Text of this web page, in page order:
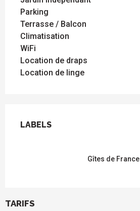
Parking
Terrasse / Balcon
Climatisation
WiFi
Location de draps
Location de linge
LABELS
LABELS
Gîtes de France
TARIFS